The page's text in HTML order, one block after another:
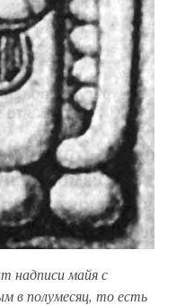
надписи майя с
в полумесяц, то есть